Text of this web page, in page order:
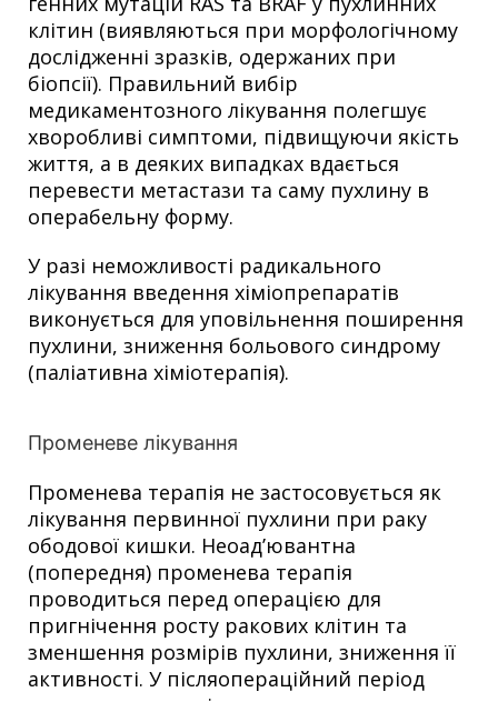
клітин (виявляються при морфологічному
дослідженні зразків, одержаних при
біопсії). Правильний вибір
медикаментозного лікування полегшує
хворобливі симптоми, підвищуючи якість
життя, а в деяких випадках вдається
перевести метастази та саму пухлину в
операбельну форму.
У разі неможливості радикального
лікування введення хіміопрепаратів
виконується для уповільнення поширення
пухлини, зниження больового синдрому
(паліативна хіміотерапія).
Променеве лікування
Променева терапія не застосовується як
лікування первинної пухлини при раку
ободової кишки. Неоад’ювантна
(попередня) променева терапія
проводиться перед операцією для
пригнічення росту ракових клітин та
зменшення розмірів пухлини, зниження її
активності. У післяопераційний період